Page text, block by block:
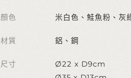
顏色 米白色、鮭魚粉、灰
材質 鋁、鋼
尺寸
Ø22 x D9cm